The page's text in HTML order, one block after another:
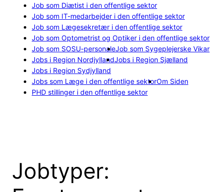
Job som Diætist i den offentlige sektor
Job som IT-medarbejder i den offentlige sektor
Job som Lægesekretær i den offentlige sektor
Job som Optometrist og Optiker i den offentlige sektor
Job som SOSU-personaleJob som Sygeplejerske Vikar
Jobs i Region NordjyllandJobs i Region Sjælland
Jobs i Region Sydjylland
Jobs som Læge i den offentlige sektorOm Siden
PHD stillinger i den offentlige sektor
Jobtyper: